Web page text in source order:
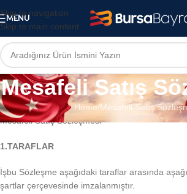
Skip to navigation
Skip to main content
MENU
Mesafeli Satış
Home Mesafeli Satış
Mesafeli Satış Sözleşmesi
1.TARAFLAR
İşbu Sözleşme aşağıdaki taraflar arasında
şartlar çerçevesinde imzalanmıştır.